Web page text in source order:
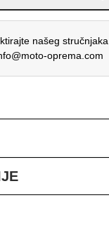
našeg stručnjaka.
oprema.com